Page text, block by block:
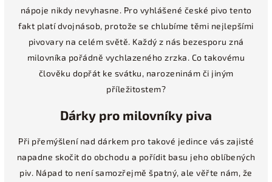
nápoje nikdy nevyhasne. Pro vyhlášené české pivo tento
fakt platí dvojnásob, protože se chlubíme těmi nejlepšími
pivovary na celém světě. Každý z nás bezesporu zná
milovníka pořádně vychlazeného zrzka. Co takovému
člověku dopřát ke svátku, narozeninám či jiným
příležitostem?
Dárky pro milovníky piva
Při přemýšlení nad dárkem pro takové jedince vás zajisté
napadne skočit do obchodu a pořídit basu jeho oblíbených
piv. Nápad to není samozřejmě špatný, ale věřte nám, že